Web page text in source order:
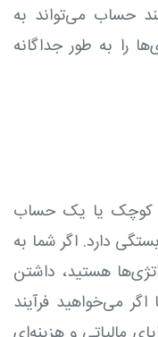
حساب می‌تواند به
را به طور جداگانه
کوچک یا یک حساب
دارد. اگر شما به
هستید، داشتن
می‌خواهید فرآیند